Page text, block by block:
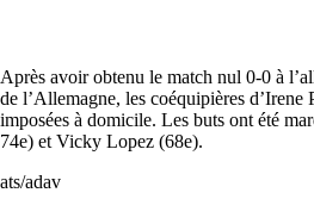
Après avoir obtenu le match nul 0-0 à
de l’Allemagne, les coéquipières d’Irene
imposées à domicile. Les buts ont été
74e) et Vicky Lopez (68e).
ats/adav